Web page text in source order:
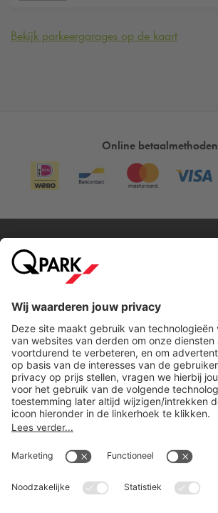
Bekijk parkeergarages op de kaart
Online betaalmethoden
Download
Cookie instellingen
Copyright